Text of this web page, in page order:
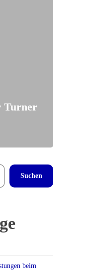
Turner
Suchen
beim